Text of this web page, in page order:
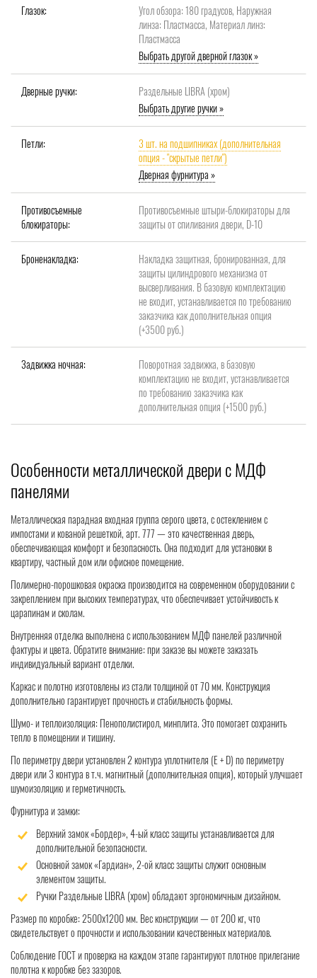
Глазок:
Угол обзора: 180 градусов, Наружная
линза: Пластмасса, Материал линз:
Пластмасса
Выбрать другой дверной глазок »
Дверные ручки:
Раздельные LIBRA (хром)
Выбрать другие ручки »
Петли:
3 шт. на подшипниках (дополнительная
опция - "скрытые петли")
Дверная фурнитура »
Противосъемные
блокираторы:
Противосъемные штыри-блокираторы для
защиты от спиливания двери, D-10
Броненакладка:
Накладка защитная, бронированная, для
защиты цилиндрового механизма от
высверливания. В базовую комплектацию
не входит, устанавливается по требованию
заказчика как дополнительная опция
(+3500 руб.)
Задвижка ночная:
Поворотная задвижка, в базовую
комплектацию не входит, устанавливается
по требованию заказчика как
дополнительная опция (+1500 руб.)
Особенности металлической двери с МДФ
панелями
Металлическая парадная входная группа серого цвета, с остеклением с
импостами и кованой решеткой, арт. 777 — это качественная дверь,
обеспечивающая комфорт и безопасность. Она подходит для установки в
квартиру, частный дом или офисное помещение.
Полимерно-порошковая окраска производится на современном оборудовании с
закреплением при высоких температурах, что обеспечивает устойчивость к
царапинам и сколам.
Внутренняя отделка выполнена с использованием МДФ панелей различной
фактуры и цвета. Обратите внимание: при заказе вы можете заказать
индивидуальный вариант отделки.
Каркас и полотно изготовлены из стали толщиной от 70 мм. Конструкция
дополнительно гарантирует прочность и стабильность формы.
Шумо- и теплоизоляция: Пенополистирол, минплита. Это помогает сохранить
тепло в помещении и тишину.
По периметру двери установлен 2 контура уплотнителя (Е + D) по периметру
двери или 3 контура в т.ч. магнитный (дополнительная опция), который улучшает
шумоизоляцию и герметичность.
Фурнитура и замки:
Верхний замок «Бордер», 4-ый класс защиты устанавливается для
дополнительной безопасности.
Основной замок «Гардиан», 2-ой класс защиты служит основным
элементом защиты.
Ручки Раздельные LIBRA (хром) обладают эргономичным дизайном.
Размер по коробке: 2500х1200 мм. Вес конструкции — от 200 кг, что
свидетельствует о прочности и использовании качественных материалов.
Соблюдение ГОСТ и проверка на каждом этапе гарантируют плотное прилегание
полотна к коробке без зазоров.